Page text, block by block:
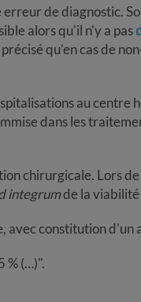
de diagnostic.
alors qu'il n'y a pas
qu’en cas de
au centre
dans les
chirurgicale. Lors de
integrumde la viabilité
avec constitution d'un
% (…)".